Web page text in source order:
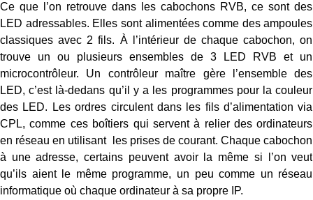
Ce que l’on retrouve dans les cabochons RVB, ce sont des
LED adressables. Elles sont alimentées comme des ampoules
classiques avec 2 fils. À l’intérieur de chaque cabochon, on
trouve un ou plusieurs ensembles de 3 LED RVB et un
microcontrôleur. Un contrôleur maître gère l’ensemble des
LED, c’est là-dedans qu’il y a les programmes pour la couleur
des LED. Les ordres circulent dans les fils d’alimentation via
CPL, comme ces boîtiers qui servent à relier des ordinateurs
en réseau en utilisant les prises de courant. Chaque cabochon
à une adresse, certains peuvent avoir la même si l’on veut
qu’ils aient le même programme, un peu comme un réseau
informatique où chaque ordinateur à sa propre IP.